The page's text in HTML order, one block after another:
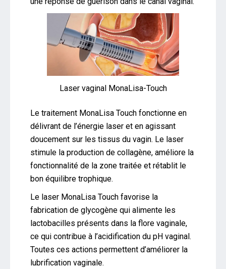
Laser vaginal MonaLisa-Touch
Le traitement MonaLisa Touch fonctionne en
délivrant de l’énergie laser et en agissant
doucement sur les tissus du vagin. Le laser
stimule la production de collagène, améliore la
fonctionnalité de la zone traitée et rétablit le
bon équilibre trophique.
Le laser MonaLisa Touch favorise la
fabrication de glycogène qui alimente les
lactobacilles présents dans la flore vaginale,
ce qui contribue à l’acidification du pH vaginal.
Toutes ces actions permettent d’améliorer la
lubrification vaginale.